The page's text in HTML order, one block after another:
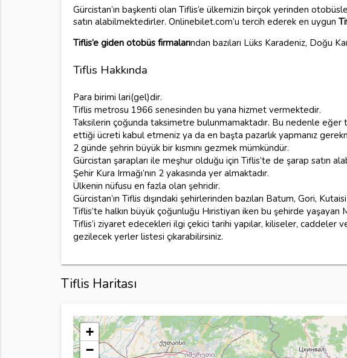
Gürcistan’ın başkenti olan Tiflis’e ülkemizin birçok yerinden
satın alabilmektedirler. Onlinebilet.com’u tercih ederek en uygun
Tiflis’e giden otobüs firmalarından bazıları Lüks Karadeniz, Doğu
Tiflis Hakkında
Para birimi lari(gel)dir.
Tiflis metrosu 1966 senesinden bu yana hizmet vermektedir.
Taksilerin çoğunda taksimetre bulunmamaktadır. Bu nedenle
ettiği ücreti kabul etmeniz ya da en başta pazarlık yapmanız
2 günde şehrin büyük bir kısmını gezmek mümkündür.
Gürcistan şarapları ile meşhur olduğu için Tiflis’te de şarap satın
Şehir Kura Irmağı’nın 2 yakasında yer almaktadır.
Ülkenin nüfusu en fazla olan şehridir.
Gürcistan’ın Tiflis dışındaki şehirlerinden bazıları Batum, Gori,
Tiflis’te halkın büyük çoğunluğu Hıristiyan iken bu şehirde yaşayan
Tiflis’i ziyaret edecekleri ilgi çekici tarihi yapılar, kiliseler,
gezilecek yerler listesi çıkarabilirsiniz.
Tiflis Haritası
+
−